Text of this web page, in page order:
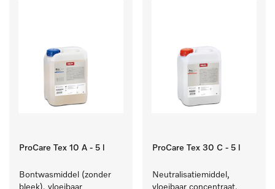
ProCare Tex 10 A - 5 l
Bontwasmiddel (zonder
bleek), vloeibaar
ProCare Tex 30 C - 5 l
Neutralisatiemiddel,
vloeibaar concentraat,